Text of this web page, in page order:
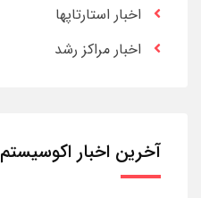
اخبار استارتاپها
اخبار مراکز رشد
آخرین اخبار اکوسیستم